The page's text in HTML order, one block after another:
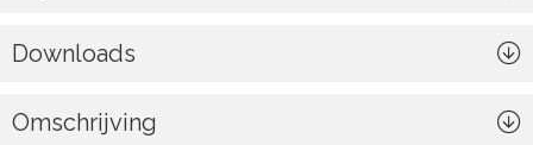
Downloads
Omschrijving